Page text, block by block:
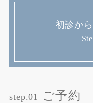
初診か
step.01 ご予約